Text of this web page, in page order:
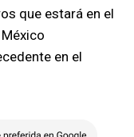
que estará en el
en el